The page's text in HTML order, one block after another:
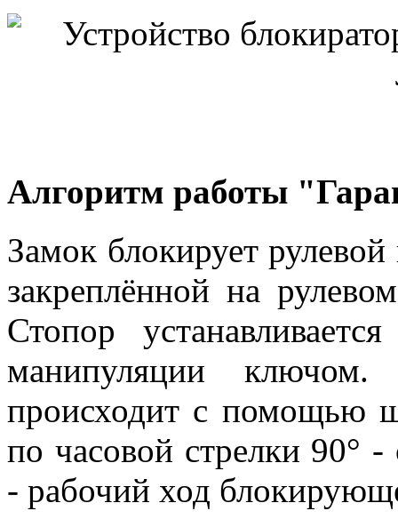
Алгоритм работы
Замок блокирует
закреплённой на
Стопор
манипуляции
происходит с помощью
по часовой стрелки 90°
- рабочий ход